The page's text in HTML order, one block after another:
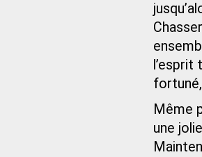
l’esprit
Même
une